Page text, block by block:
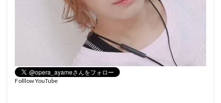
Folllow YouTube